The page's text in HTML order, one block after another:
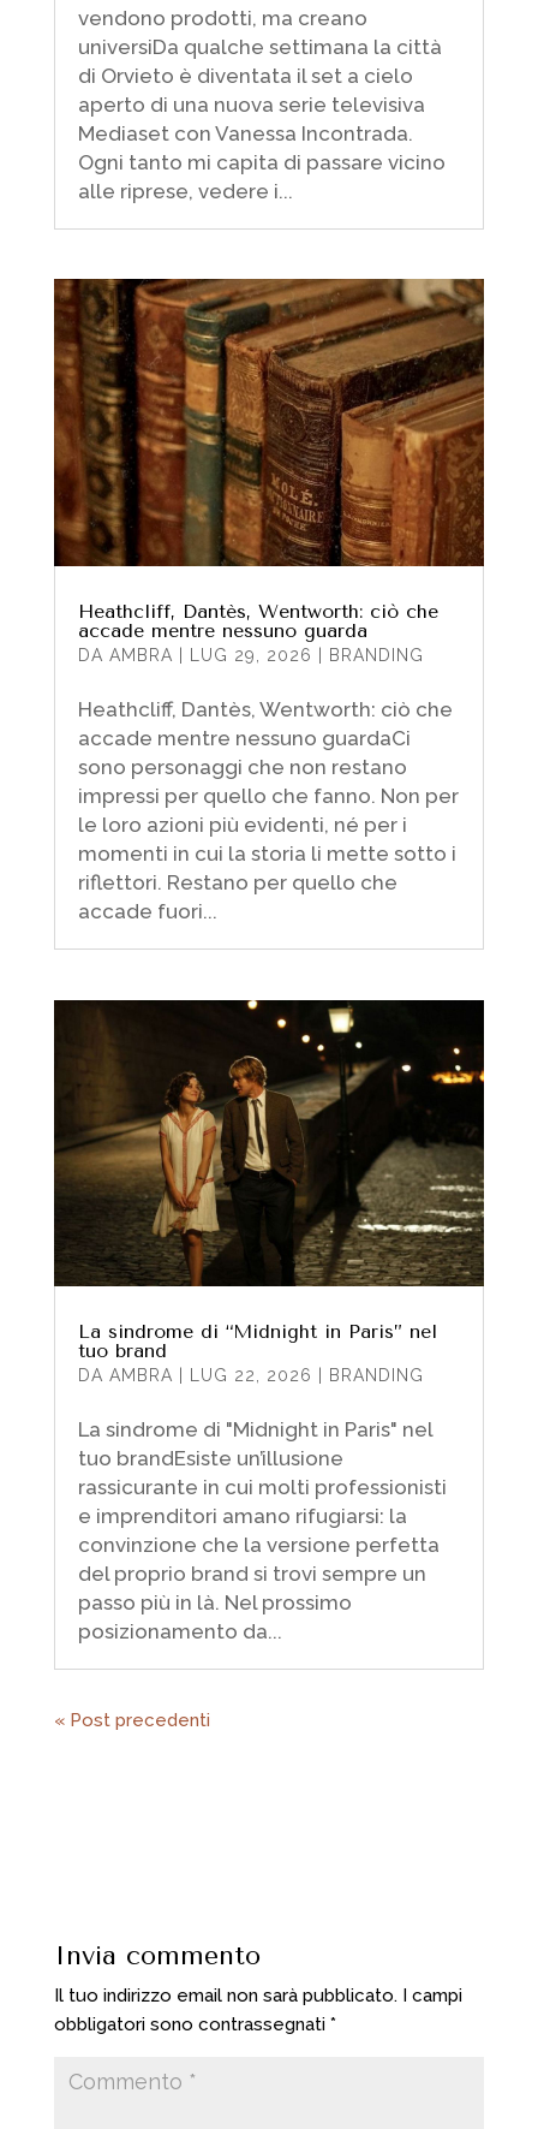
vendono prodotti, ma creano
universiDa qualche settimana la città
di Orvieto è diventata il set a cielo
aperto di una nuova serie televisiva
Mediaset con Vanessa Incontrada.
Ogni tanto mi capita di passare vicino
alle riprese, vedere i...
Heathcliff, Dantès, Wentworth: ciò che
accade mentre nessuno guarda
DA AMBRA LUG 29, 2026 BRANDING
Heathcliff, Dantès, Wentworth: ciò che
accade mentre nessuno guardaCi
sono personaggi che non restano
impressi per quello che fanno. Non per
le loro azioni più evidenti, né per i
momenti in cui la storia li mette sotto i
riflettori. Restano per quello che
accade fuori...
La sindrome di “Midnight in Paris” nel
tuo brand
DA AMBRA LUG 22, 2026 BRANDING
La sindrome di "Midnight in Paris" nel
tuo brandEsiste un’illusione
rassicurante in cui molti professionisti
e imprenditori amano rifugiarsi: la
convinzione che la versione perfetta
del proprio brand si trovi sempre un
passo più in là. Nel prossimo
posizionamento da...
« Post precedenti
Invia commento
Il tuo indirizzo email non sarà pubblicato.
I campi
obbligatori sono contrassegnati *